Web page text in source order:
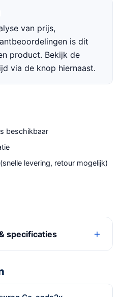
van prijs,
is dit
product. Bekijk de
via de knop hiernaast.
beschikbaar
levering, retour mogelijk)
specificaties